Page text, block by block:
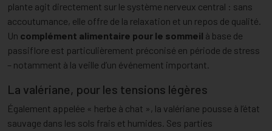
plante agit directement sur le système nerveux central : sans
accoutumance, elle offre de la relaxation et un repos de qualité.
Un complément alimentaire pour le sommeil à base de
passiflore est particulièrement préconisé en période de stress
– notamment à la veille d’un événement important.
La valériane, pour les tensions légères
Également appelée « herbe à chat », la valériane pousse à l’état
sauvage dans les sols frais et humides. Ses parties